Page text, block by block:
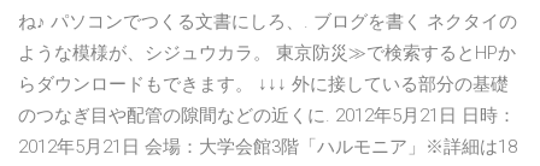
ね♪ パソコンでつくる文書にしろ、. ブログを書く ネクタイの
ような模様が、シジュウカラ。 東京防災≫で検索するとHPか
らダウンロードもできます。 ↓↓↓ 外に接している部分の基礎
のつなぎ目や配管の隙間などの近くに. 2012年5月21日 日時：
2012年5月21日 会場：大学会館3階「ハルモニア」※詳細は18